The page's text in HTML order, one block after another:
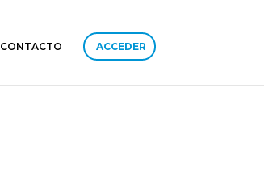
CONTACTO ACCEDER